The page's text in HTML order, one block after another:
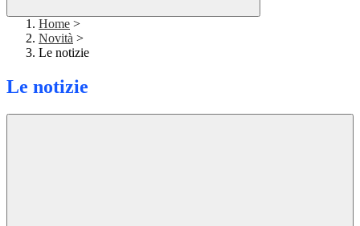
Home >
Novità >
Le notizie
Le notizie